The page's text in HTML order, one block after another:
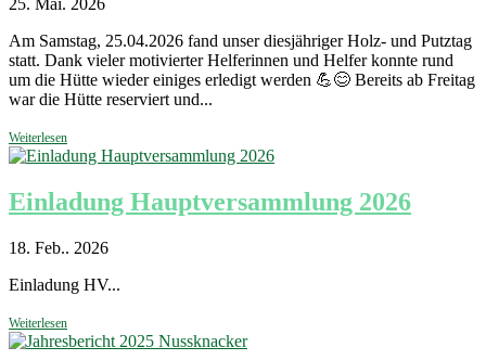
Am Samstag, 25.04.2026 fand unser diesjähriger Holz- und Putztag
statt. Dank vieler motivierter Helferinnen und Helfer konnte rund
um die Hütte wieder einiges erledigt werden 💪😊 Bereits ab Freitag
war die Hütte reserviert und...
Weiterlesen
Einladung Hauptversammlung 2026
18. Feb.. 2026
Einladung HV...
Weiterlesen